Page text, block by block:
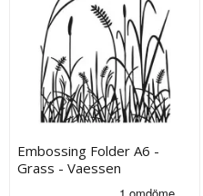
Embossing Folder A6 -
Grass - Vaessen